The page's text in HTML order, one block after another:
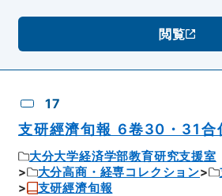
閲覧
17
支研經濟旬報 6卷30・31合
大分大学経済学部教育研究支援室
大分高商・経専コレクション
支研經濟旬報